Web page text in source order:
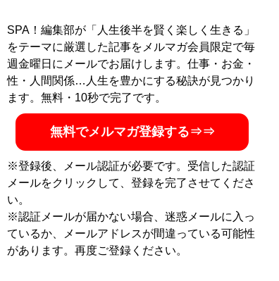
ネマカフェ」「FRIDAYデジタル」「映画.com」などの
雑誌、Web媒体に寄稿。ツイッター @SyoCinema
記事一覧へ
SPA！編集部が「人生後半を賢く楽しく生きる」
をテーマに厳選した記事をメルマガ会員限定で毎
週金曜日にメールでお届けします。仕事・お金・
性・人間関係…人生を豊かにする秘訣が見つかり
ます。無料・10秒で完了です。
無料でメルマガ登録する⇒⇒
※登録後、メール認証が必要です。受信した認証
メールをクリックして、登録を完了させてくださ
い。
※認証メールが届かない場合、迷惑メールに入っ
ているか、メールアドレスが間違っている可能性
があります。再度ご登録ください。